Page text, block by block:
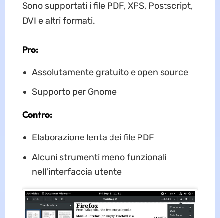
Sono supportati i file PDF, XPS, Postscript,
DVI e altri formati.
Pro:
Assolutamente gratuito e open source
Supporto per Gnome
Contro:
Elaborazione lenta dei file PDF
Alcuni strumenti meno funzionali
nell'interfaccia utente